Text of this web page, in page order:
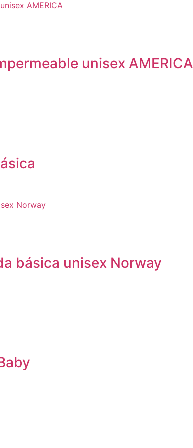
unisex AMERICA
básica unisex Norway